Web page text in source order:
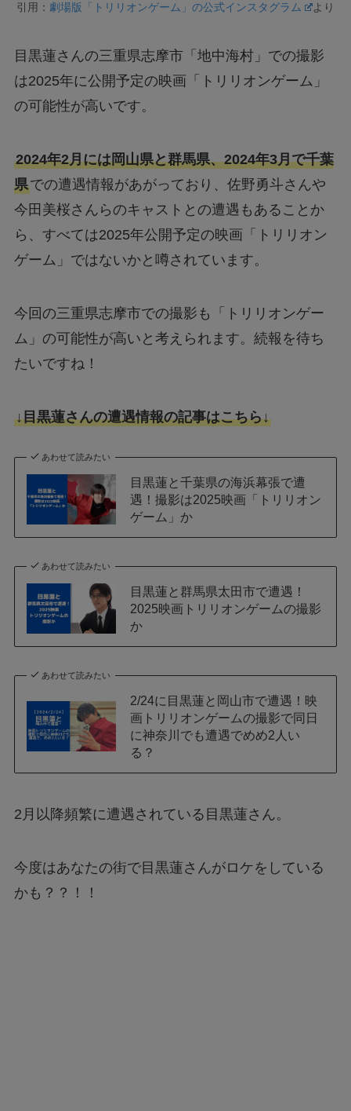
引用： 劇場版「トリリオンゲーム」の公式インスタグラム より
目黒蓮さんの三重県志摩市「地中海村」での撮影
は2025年に公開予定の映画「トリリオンゲーム」
の可能性が高いです。
2024年2月には岡山県と群馬県、2024年3月で千葉
県での遭遇情報があがっており、佐野勇斗さんや
今田美桜さんらのキャストとの遭遇もあることか
ら、すべては2025年公開予定の映画「トリリオン
ゲーム」ではないかと噂されています。
今回の三重県志摩市での撮影も「トリリオンゲー
ム」の可能性が高いと考えられます。続報を待ち
たいですね！
↓目黒蓮さんの遭遇情報の記事はこちら↓
あわせて読みたい
目黒蓮と千葉県の海浜幕張で遭
遇！撮影は2025映画「トリリオン
ゲーム」か
あわせて読みたい
目黒蓮と群馬県太田市で遭遇！
2025映画トリリオンゲームの撮影
か
あわせて読みたい
2/24に目黒蓮と岡山市で遭遇！映
画トリリオンゲームの撮影で同日
に神奈川でも遭遇でめめ2人い
る？
2月以降頻繁に遭遇されている目黒蓮さん。
今度はあなたの街で目黒蓮さんがロケをしている
かも？？！！